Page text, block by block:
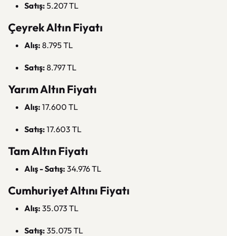
Satış: 5.207 TL
Çeyrek Altın Fiyatı
Alış: 8.795 TL
Satış: 8.797 TL
Yarım Altın Fiyatı
Alış: 17.600 TL
Satış: 17.603 TL
Tam Altın Fiyatı
Alış - Satış: 34.976 TL
Cumhuriyet Altını Fiyatı
Alış: 35.073 TL
Satış: 35.075 TL